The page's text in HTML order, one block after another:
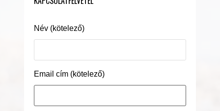
Név (kötelező)
Email cím (kötelező)